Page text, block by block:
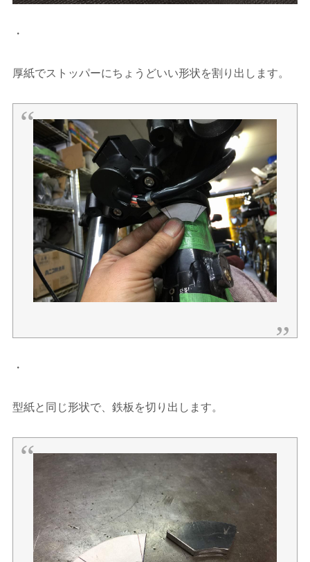
・
厚紙でストッパーにちょうどいい形状を割り出します。
・
型紙と同じ形状で、鉄板を切り出します。